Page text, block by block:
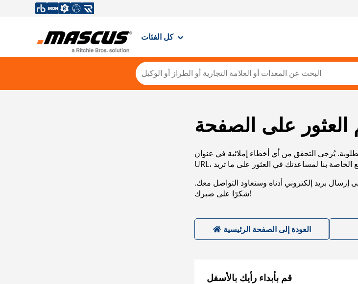
كل الفئات
العثور على الصفحة
يُرجى التحقق من أي أخطاء إملائية في عنوان
بريد إلكتروني أدناه وسنعاود التواصل معك.
شكرًا على صبرك!
العودة إلى الصفحة الرئيسية
قم بأبداء رأيك بالأسفل